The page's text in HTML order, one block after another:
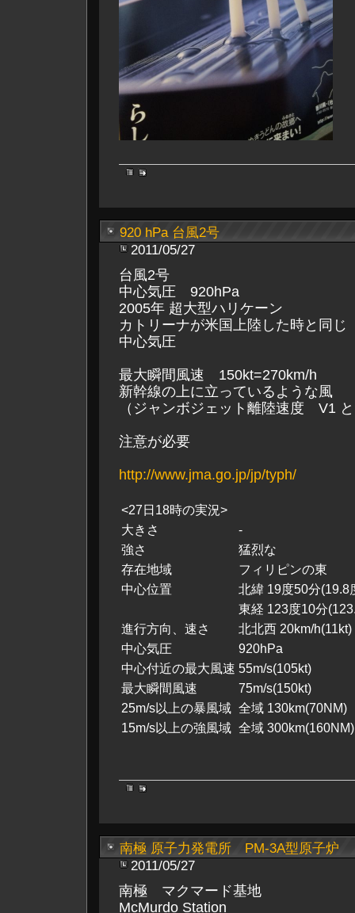
920 hPa 台風2号
2011/05/27
台風2号
中心気圧 920hPa
2005年 超大型ハリケーン
カトリーナが米国上陸した時と同じ
中心気圧
最大瞬間風速 150kt=270km/h
新幹線の上に立っているような風
（ジャンボジェット離陸速度 V1
注意が必要
http://www.jma.go.jp/jp/typh/
<27日18時の実況>
大きさ
-
強さ
猛烈な
存在地域
フィリピンの東
中心位置
北緯 19度50分(19.8
東経 123度10分
進行方向、速さ
北北西 20km/h(11kt)
中心気圧
920hPa
中心付近の最大風速 55m/s(105kt)
最大瞬間風速
75m/s(150kt)
25m/s以上の暴風域 全域 130km(70NM)
15m/s以上の強風域 全域 300km(160NM)
南極 原子力発電所 PM-3A型原子炉
2011/05/27
南極 マクマード基地
McMurdo Station